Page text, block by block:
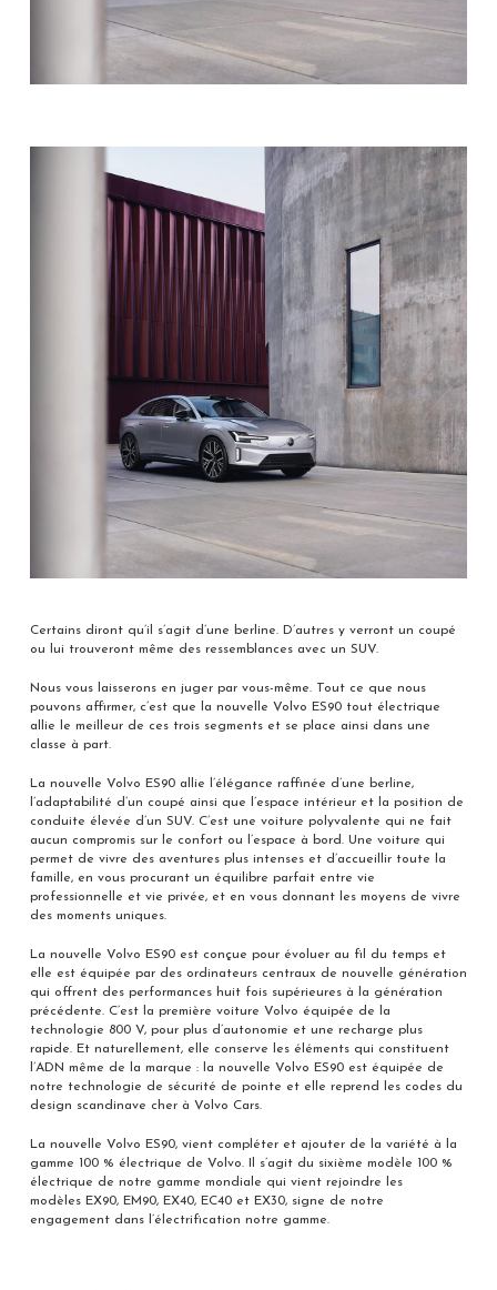
Certains diront qu’il s’agit d’une berline. D’autres y verront un coupé
ou lui trouveront même des ressemblances avec un SUV.
Nous vous laisserons en juger par vous-même. Tout ce que nous
pouvons affirmer, c’est que la nouvelle Volvo ES90 tout électrique
allie le meilleur de ces trois segments et se place ainsi dans une
classe à part.
La nouvelle Volvo ES90 allie l’élégance raffinée d’une berline,
l’adaptabilité d’un coupé ainsi que l’espace intérieur et la position de
conduite élevée d’un SUV. C’est une voiture polyvalente qui ne fait
aucun compromis sur le confort ou l’espace à bord. Une voiture qui
permet de vivre des aventures plus intenses et d’accueillir toute la
famille, en vous procurant un équilibre parfait entre vie
professionnelle et vie privée, et en vous donnant les moyens de vivre
des moments uniques.
La nouvelle Volvo ES90 est conçue pour évoluer au fil du temps et
elle est équipée par des ordinateurs centraux de nouvelle génération
qui offrent des performances huit fois supérieures à la génération
précédente. C’est la première voiture Volvo équipée de la
technologie 800 V, pour plus d’autonomie et une recharge plus
rapide. Et naturellement, elle conserve les éléments qui constituent
l’ADN même de la marque : la nouvelle Volvo ES90 est équipée de
notre technologie de sécurité de pointe et elle reprend les codes du
design scandinave cher à Volvo Cars.
La nouvelle Volvo ES90, vient compléter et ajouter de la variété à la
gamme 100 % électrique de Volvo. Il s’agit du sixième modèle 100 %
électrique de notre gamme mondiale qui vient rejoindre les
modèles EX90, EM90, EX40, EC40 et EX30, signe de notre
engagement dans l’électrification notre gamme.